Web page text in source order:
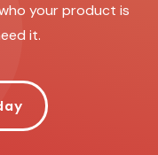
your product is
it.